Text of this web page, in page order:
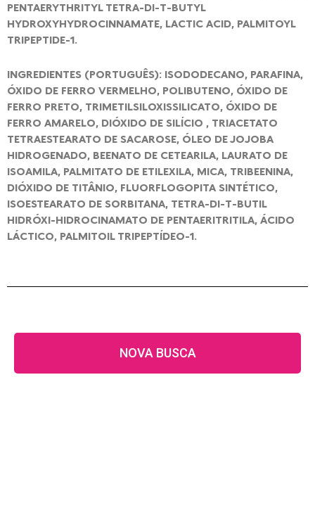
PENTAERYTHRITYL TETRA-DI-T-BUTYL
HYDROXYHYDROCINNAMATE, LACTIC ACID, PALMITOYL
TRIPEPTIDE-1.
INGREDIENTES (PORTUGUÊS): ISODODECANO, PARAFINA,
ÓXIDO DE FERRO VERMELHO, POLIBUTENO, ÓXIDO DE
FERRO PRETO, TRIMETILSILOXISSILICATO, ÓXIDO DE
FERRO AMARELO, DIÓXIDO DE SILÍCIO , TRIACETATO
TETRAESTEARATO DE SACAROSE, ÓLEO DE JOJOBA
HIDROGENADO, BEENATO DE CETEARILA, LAURATO DE
ISOAMILA, PALMITATO DE ETILEXILA, MICA, TRIBEENINA,
DIÓXIDO DE TITÂNIO, FLUORFLOGOPITA SINTÉTICO,
ISOESTEARATO DE SORBITANA, TETRA-DI-T-BUTIL
HIDRÓXI-HIDROCINAMATO DE PENTAERITRITILA, ÁCIDO
LÁCTICO, PALMITOIL TRIPEPTÍDEO-1.
NOVA BUSCA